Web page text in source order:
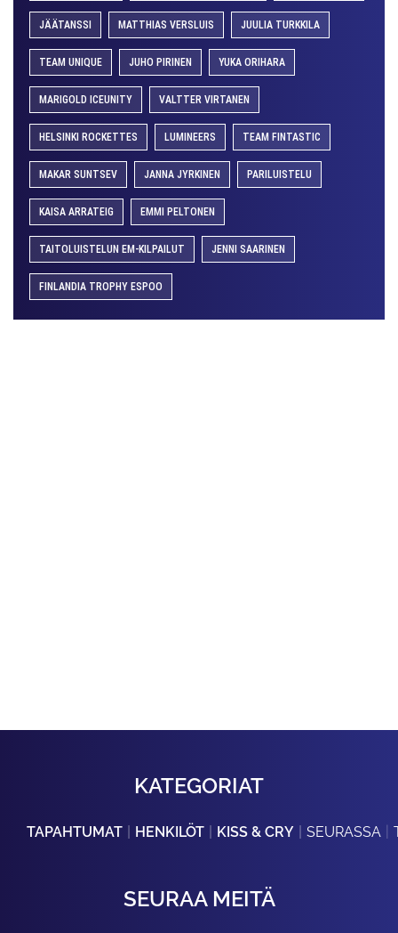
JÄÄTANSSI MATTHIAS VERSLUIS JUULIA TURKKILA
TEAM UNIQUE JUHO PIRINEN YUKA ORIHARA
MARIGOLD ICEUNITY VALTTER VIRTANEN
HELSINKI ROCKETTES LUMINEERS TEAM FINTASTIC
MAKAR SUNTSEV JANNA JYRKINEN PARILUISTELU
KAISA ARRATEIG EMMI PELTONEN
TAITOLUISTELUN EM-KILPAILUT JENNI SAARINEN
FINLANDIA TROPHY ESPOO
KATEGORIAT
TAPAHTUMAT HENKILÖT KISS & CRY SEURASSA
SEURAA MEITÄ